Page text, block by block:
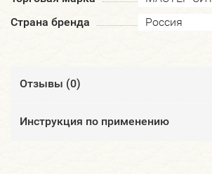
Страна бренда
Россия
Отзывы (0)
Инструкция по применению